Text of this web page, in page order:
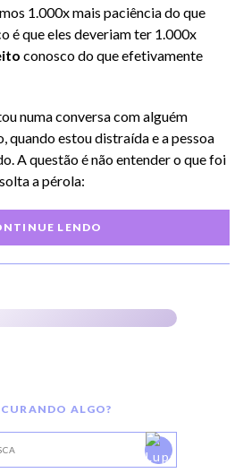
1.000x mais paciência do que
é que eles deveriam ter 1.000x
conosco do que efetivamente
numa conversa com alguém
quando estou distraída e a pessoa
A questão é não entender o que foi
a pérola:
LENDO
ALGO?